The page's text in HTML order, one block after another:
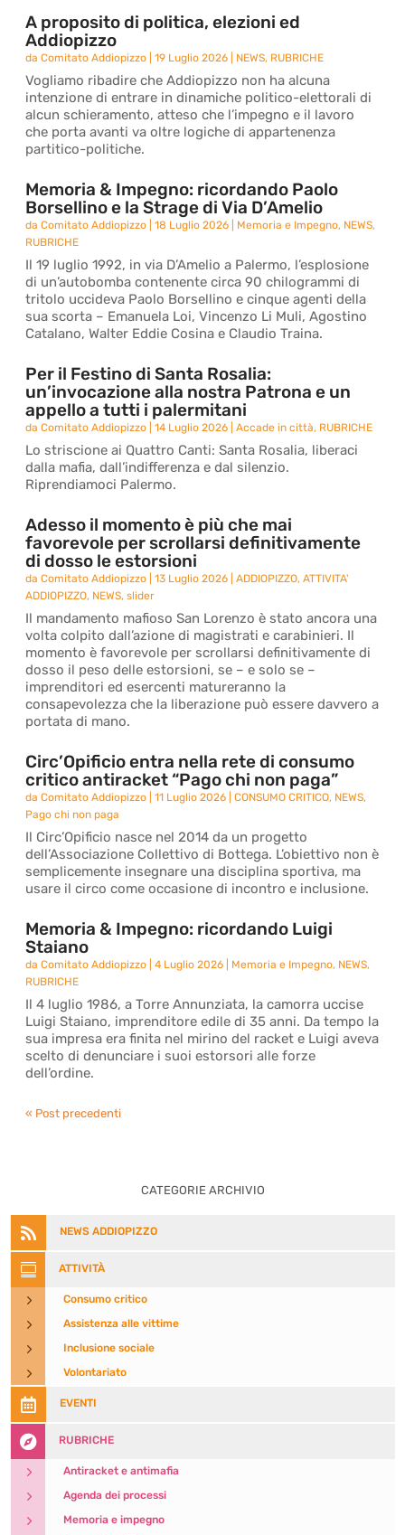
A proposito di politica, elezioni ed
Addiopizzo
daComitato Addiopizzo |19 Luglio 2026 NEWS, RUBRICHE
Vogliamo ribadire che Addiopizzo non ha alcuna
intenzione di entrare in dinamiche politico-elettorali di
alcun schieramento, atteso che l’impegno e il lavoro
che porta avanti va oltre logiche di appartenenza
partitico-politiche.
Memoria & Impegno: ricordando Paolo
Borsellino e la Strage di Via D’Amelio
daComitato Addiopizzo |18 Luglio 2026 Memoria e Impegno, NEWS,
RUBRICHE
Il 19 luglio 1992, in via D’Amelio a Palermo, l’esplosione
di un’autobomba contenente circa 90 chilogrammi di
tritolo uccideva Paolo Borsellino e cinque agenti della
sua scorta – Emanuela Loi, Vincenzo Li Muli, Agostino
Catalano, Walter Eddie Cosina e Claudio Traina.
Per il Festino di Santa Rosalia:
un’invocazione alla nostra Patrona e un
appello a tutti i palermitani
daComitato Addiopizzo |14 Luglio 2026 |Accade in città, RUBRICHE
Lo striscione ai Quattro Canti: Santa Rosalia, liberaci
dalla mafia, dall’indifferenza e dal silenzio.
Riprendiamoci Palermo.
Adesso il momento è più che mai
favorevole per scrollarsi definitivamente
di dosso le estorsioni
daComitato Addiopizzo |13 Luglio 2026 |ADDIOPIZZO,ATTIVITA'
ADDIOPIZZO, NEWS,slider
Il mandamento mafioso San Lorenzo è stato ancora una
volta colpito dall’azione di magistrati e carabinieri. Il
momento è favorevole per scrollarsi definitivamente di
dosso il peso delle estorsioni, se – e solo se –
imprenditori ed esercenti matureranno la
consapevolezza che la liberazione può essere davvero a
portata di mano.
Circ’Opificio entra nella rete di consumo
critico antiracket “Pago chi non paga”
daComitato Addiopizzo |11 Luglio 2026 |CONSUMO CRITICO, NEWS,
Pago chi non paga
Il Circ’Opificio nasce nel 2014 da un progetto
dell’Associazione Collettivo di Bottega. L’obiettivo non è
semplicemente insegnare una disciplina sportiva, ma
usare il circo come occasione di incontro e inclusione.
Memoria & Impegno: ricordando Luigi
Staiano
daComitato Addiopizzo |4 Luglio 2026 Memoria e Impegno, NEWS,
RUBRICHE
Il 4 luglio 1986, a Torre Annunziata, la camorra uccise
Luigi Staiano, imprenditore edile di 35 anni. Da tempo la
sua impresa era finita nel mirino del racket e Luigi aveva
scelto di denunciare i suoi estorsori alle forze
dell’ordine.
« Post precedenti
CATEGORIE ARCHIVIO
 NEWS ADDIOPIZZO
 ATTIVITÀ
5 Consumo critico
5 Assistenza alle vittime
5 Inclusione sociale
5 Volontariato
 EVENTI
 RUBRICHE
5 Antiracket e antimafia
5 Agenda dei processi
5 Memoria e impegno